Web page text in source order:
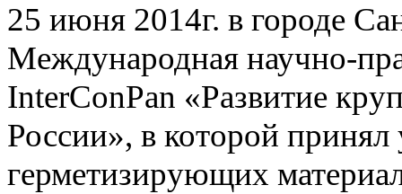
25 июня 2014г. в городе
Международная научно-
InterConPan «Развитие
России», в которой
герметизирующих